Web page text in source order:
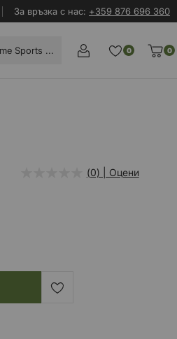
За връзка с нас: +359 876 696 360
0
0
(0) | Оцени